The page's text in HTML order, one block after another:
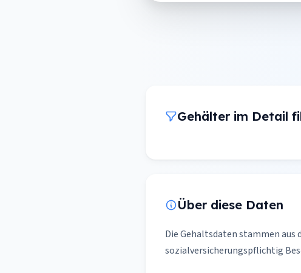
Gehälter im Detail
Über diese Daten
Die Gehaltsdaten stammen aus
sozialversicherungspflichtig